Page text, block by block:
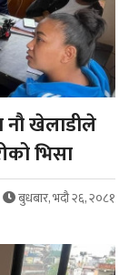
खेलाडीले
भिसा
बुधबार, भदौ २६, २०८१